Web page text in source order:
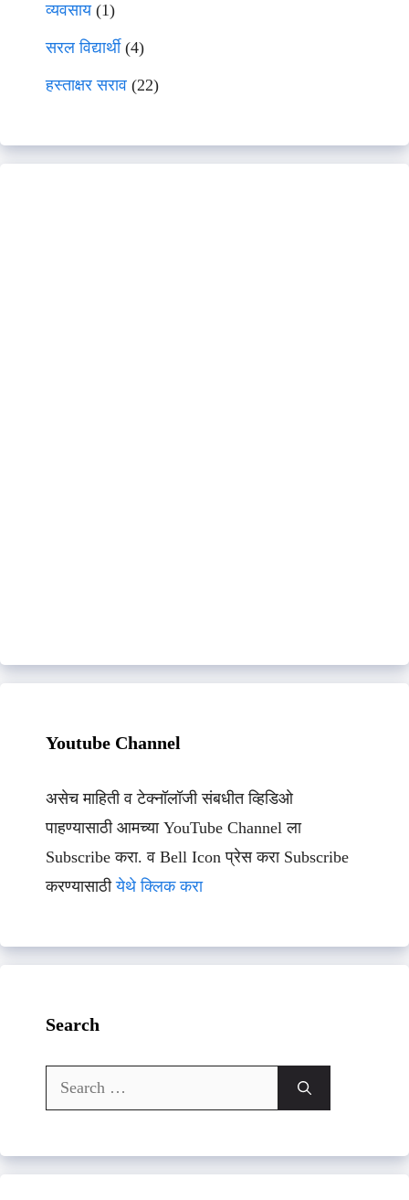
व्यवसाय(1)
सरल विद्यार्थी(4)
हस्ताक्षर सराव (22)
Youtube Channel
असेच माहिती व टेक्नॉलॉजी संबधीत व्हिडिओ
पाहण्यासाठी आमच्या YouTube Channel ला
Subscribe करा. व Bell Icon प्रेस करा Subscribe
करण्यासाठीयेथे क्लिक करा
Search
Search
for: